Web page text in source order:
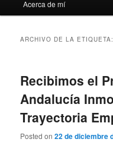
Acerca de mí
ARCHIVO DE LA ETIQUETA:
Recibimos el
Andalucía
Trayectoria
Posted on22 de diciembre